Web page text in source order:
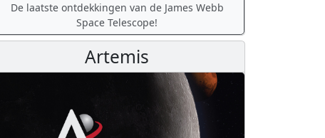
De laatste ontdekkingen van de James Webb
Space Telescope!
Artemis